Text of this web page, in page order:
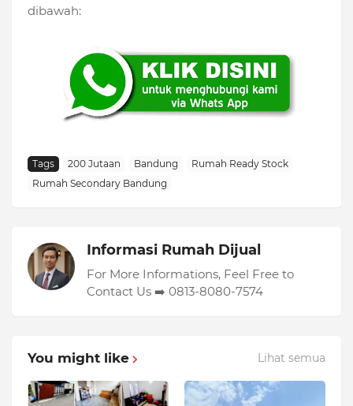
dibawah:
Tags 200 Jutaan Bandung
Rumah Ready Stock
Rumah Secondary Bandung
Informasi Rumah Dijual
For More Informations, Feel Free to
Contact Us ➡️ 0813-8080-7574
You might like Lihat semua